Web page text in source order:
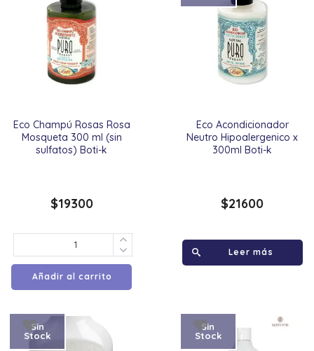
Eco Champú Rosas Rosa
Mosqueta 300 ml (sin
sulfatos) Boti-k
$19300
Añadir al carrito
Eco Acondicionador
Neutro Hipoalergenico x
300ml Boti-k
$21600
Leer más
Sin
Stock
Sin
Stock